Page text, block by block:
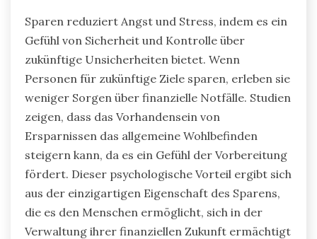
Sparen reduziert Angst und Stress, indem es ein
Gefühl von Sicherheit und Kontrolle über
zukünftige Unsicherheiten bietet. Wenn
Personen für zukünftige Ziele sparen, erleben sie
weniger Sorgen über finanzielle Notfälle. Studien
zeigen, dass das Vorhandensein von
Ersparnissen das allgemeine Wohlbefinden
steigern kann, da es ein Gefühl der Vorbereitung
fördert. Dieser psychologische Vorteil ergibt sich
aus der einzigartigen Eigenschaft des Sparens,
die es den Menschen ermöglicht, sich in der
Verwaltung ihrer finanziellen Zukunft ermächtigt